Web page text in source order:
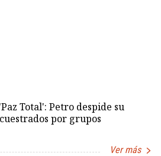
Total': Petro despide su
por grupos
Ver más